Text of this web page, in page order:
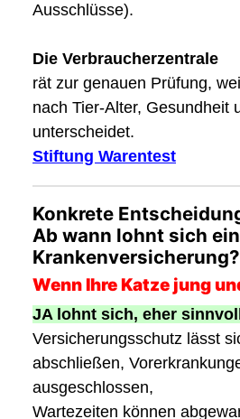
Ausschlüsse).
Die Verbraucherzentrale
rät zur genauen Prüfung,
nach Tier-Alter, Gesundheit
unterscheidet.
Stiftung Warentest
Konkrete
Ab wann lohnt sich
Krankenversicherung?
Wenn Ihre Katze jung
JA lohnt sich, eher sinnvoll
Versicherungsschutz lässt
abschließen,
ausgeschlossen,
Wartezeiten können